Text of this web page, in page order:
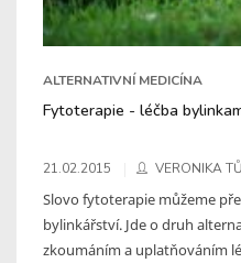
ALTERNATIVNÍ MEDICÍNA
Fytoterapie - léčba
21.02.2015 VERONIKA
Slovo fytoterapie můžeme
bylinkářství. Jde o druh
zkoumáním a uplatňováním